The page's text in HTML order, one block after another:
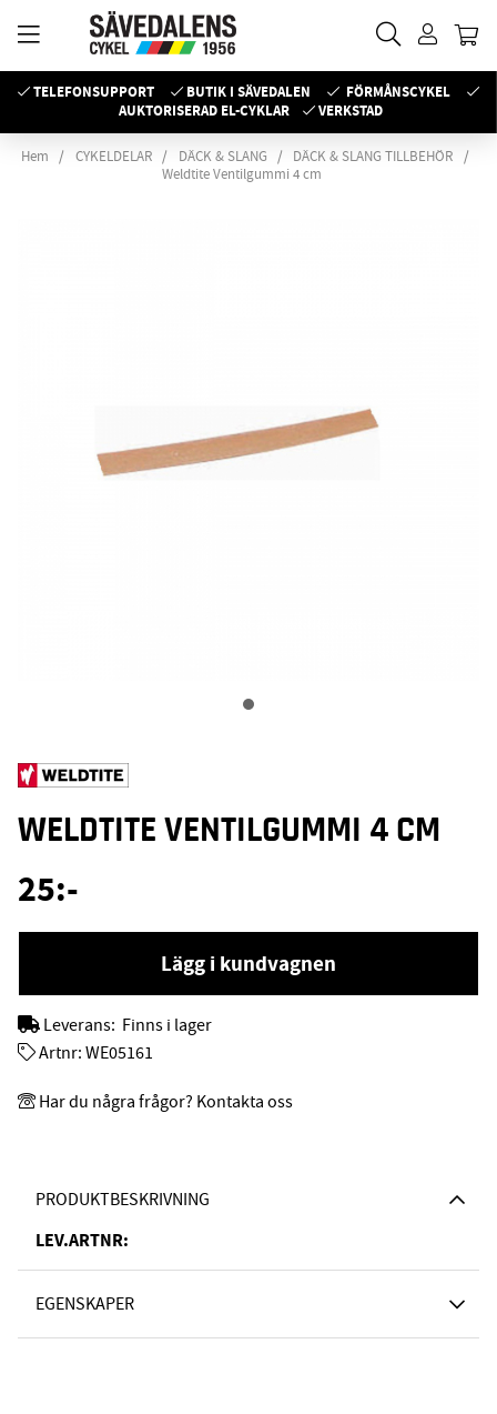
TELEFONSUPPORT BUTIK I SÄVEDALEN
FÖRMÅNSCYKEL
AUKTORISERAD EL-CYKLAR
VERKSTAD
Hem CYKELDELAR DÄCK & SLANG
DÄCK & SLANG TILLBEHÖR
Weldtite Ventilgummi 4 cm
PRODUKTBESKRIVNING
LEV.ARTNR:
EGENSKAPER
WELDTITE VENTILGUMMI 4 CM
25:-
Lägg i kundvagnen
Leverans: Finns i lager
Artnr: WE05161
Har du några frågor? Kontakta oss